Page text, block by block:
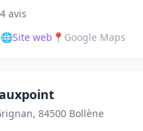
4 avis
🌐Site web 📍 Google Maps
84500 Bollène